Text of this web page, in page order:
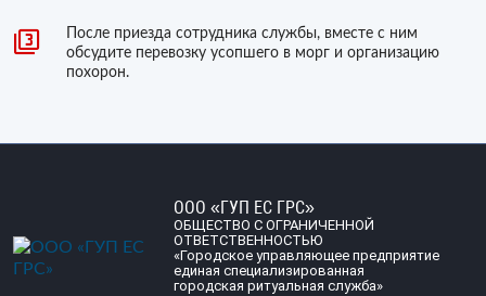
После приезда сотрудника службы, вместе с ним
обсудите перевозку усопшего в морг и организацию
похорон.
ООО «ГУП ЕС ГРС»
ОБЩЕСТВО С ОГРАНИЧЕННОЙ
ОТВЕТСТВЕННОСТЬЮ
«Городское управляющее предприятие
единая специализированная
городская ритуальная служба»